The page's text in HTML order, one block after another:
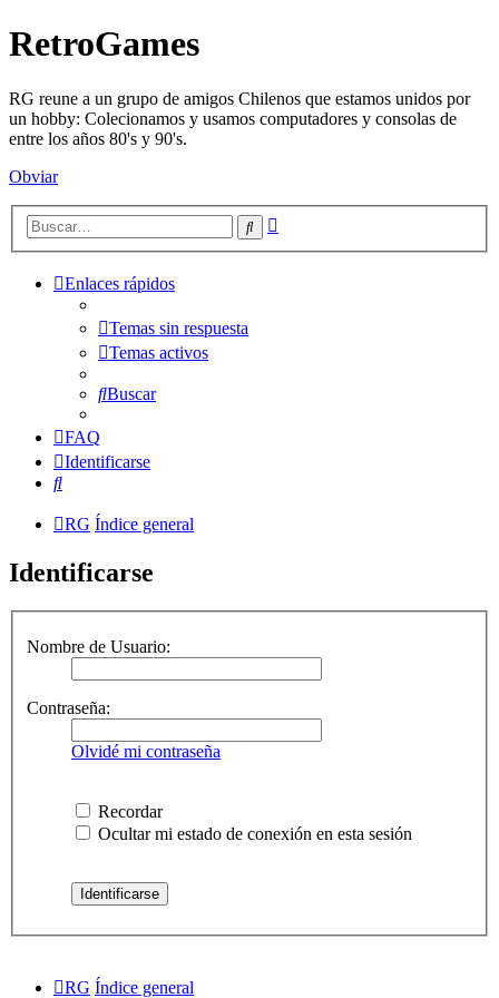
RetroGames
RG reune a un grupo de amigos Chilenos que estamos unidos por
un hobby: Colecionamos y usamos computadores y consolas de
entre los años 80's y 90's.
Obviar
Buscar
Enlaces rápidos
Temas sin respuesta
Temas activos
Buscar
FAQ
Identificarse
Buscar
RG Índice general
Identificarse
Nombre de Usuario:
Contraseña:
Olvidé mi contraseña
Recordar
Ocultar mi estado de conexión en esta sesión
RG Índice general